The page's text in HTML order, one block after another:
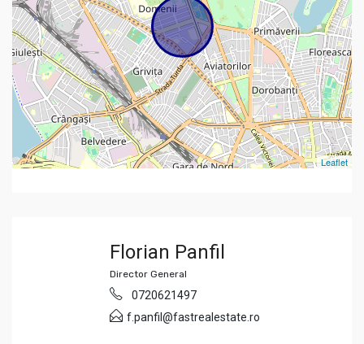
Leaflet
Florian Panfil
Director General
0720621497
f.panfil@fastrealestate.ro